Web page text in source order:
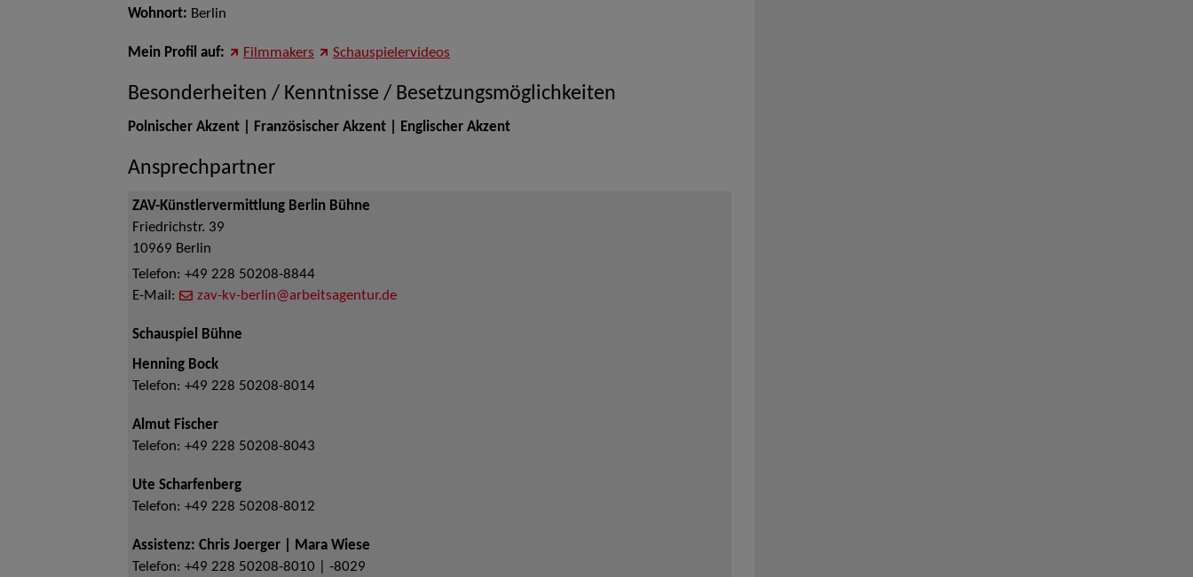
Wohnort: Berlin
Mein Profil auf: Filmmakers Schauspielervideos
Besonderheiten / Kenntnisse / Besetzungsmöglichkeiten
Polnischer Akzent | Französischer Akzent | Englischer Akzent
Ansprechpartner
ZAV-Künstlervermittlung Berlin Bühne
Friedrichstr. 39
10969 Berlin
Telefon: +49 228 50208-8844
E-Mail:
zav-kv-berlin@arbeitsagentur.de
Schauspiel Bühne
Henning Bock
Telefon: +49 228 50208-8014
Almut Fischer
Telefon: +49 228 50208-8043
Ute Scharfenberg
Telefon: +49 228 50208-8012
Assistenz: Chris Joerger | Mara Wiese
Telefon: +49 228 50208-8010 | -8029